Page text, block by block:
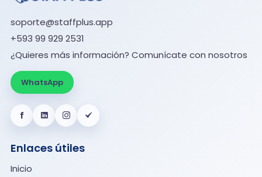
soporte@staffplus.app
+593 99 929 2531
¿Quieres más información? Comunícate con nosotros
WhatsApp
Enlaces útiles
Inicio